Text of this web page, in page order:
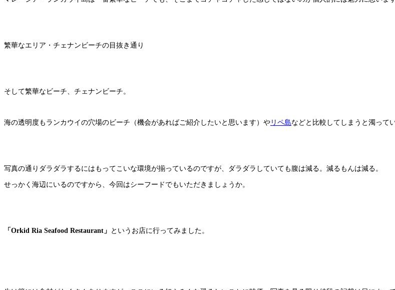
繁華なエリア・チェナンビーチの目抜き通り
そして繁華なビーチ、チェナンビーチ。
海の透明度もランカウイの穴場のビーチ（機会があればご紹介したいと思います）や リペ島などと比較してしまうと濁って
写真の通りダラダラするにはもってこいな環境が揃っているのですが、ダラダラしていても腹は減る。減るもんは減る。
せっかく海辺にいるのですから、今回はシーフードでもいただきましょうか。
「Orkid Ria Seafood Restaurant」 というお店に行ってみました。